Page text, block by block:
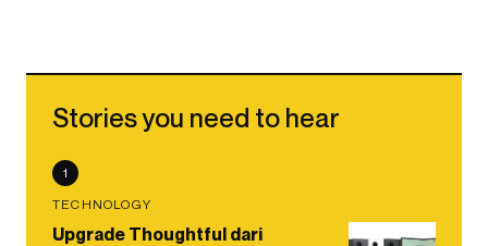
Stories you need to hear
1
TECHNOLOGY
Upgrade Thoughtful dari